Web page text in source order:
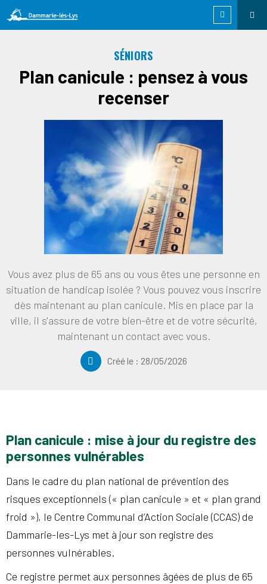
SÉNIORS
Plan canicule : pensez à vous
recenser
Vous avez plus de 65 ans ou vous êtes une personne en
situation de handicap isolée ? Vous pouvez vous inscrire
dès maintenant au plan canicule. Mis en place par la
ville, il s'assure de votre bien-être et de votre sécurité,
maintenant un contact avec vous.
Créé le : 28/05/2026
Plan canicule : mise à jour du registre des
personnes vulnérables
Dans le cadre du plan national de prévention des
risques exceptionnels (« plan canicule » et « plan grand
froid »), le Centre Communal d’Action Sociale (CCAS) de
Dammarie-les-Lys met à jour son registre des
personnes vulnérables.
Ce registre permet aux personnes âgées de plus de 65